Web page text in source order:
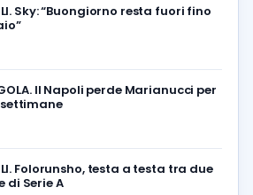
Sky: “Buongiorno resta fuori fino
Il Napoli perde Marianucci per
Folorunsho, testa a testa tra due
di Serie A